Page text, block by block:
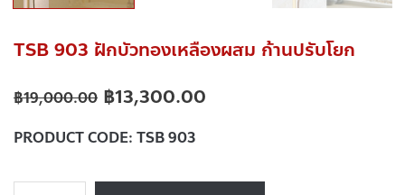
TSB 903 ฝักบัวทองเหลืองผสม ก้านปรับโยก
฿19,000.00 ฿13,300.00
PRODUCT CODE: TSB 903